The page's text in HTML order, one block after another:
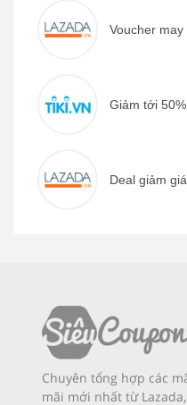
Voucher may
Giảm tới 50%
Deal giảm
Chuyên tổng hợp các
mãi mới nhất từ